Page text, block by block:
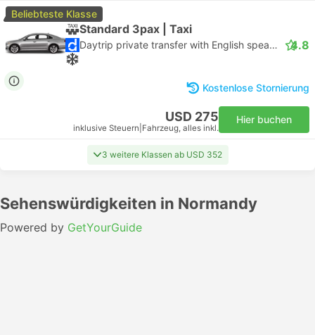
Beliebteste Klasse
Standard 3pax | Taxi
Daytrip private transfer with English speaking driver 4.8
Kostenlose Stornierung
USD 275
inklusive Steuern Fahrzeug, alles inkl.
Hier buchen
3 weitere Klassen ab USD 352
Sehenswürdigkeiten in Normandy
Powered by GetYourGuide